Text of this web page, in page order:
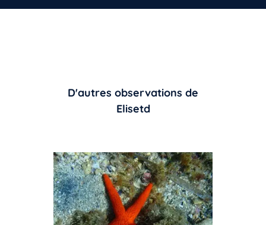
D'autres observations de
Elisetd